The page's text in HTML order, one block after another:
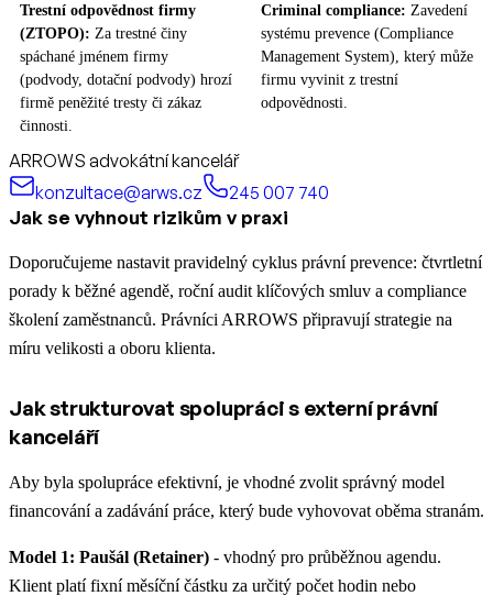
Trestní odpovědnost firmy
(ZTOPO): Za trestné činy
spáchané jménem firmy
(podvody, dotační podvody) hrozí
firmě peněžité tresty či zákaz
činnosti.
Criminal compliance: Zavedení
systému prevence (Compliance
Management System), který může
firmu vyvinit z trestní
odpovědnosti.
ARROWS advokátní kancelář
konzultace@arws.cz
245 007 740
Jak se vyhnout rizikům v praxi
Doporučujeme nastavit pravidelný cyklus právní prevence: čtvrtletní
porady k běžné agendě, roční audit klíčových smluv a compliance
školení zaměstnanců. Právníci ARROWS připravují strategie na
míru velikosti a oboru klienta.
Jak strukturovat spolupráci s externí právní
kanceláří
Aby byla spolupráce efektivní, je vhodné zvolit správný model
financování a zadávání práce, který bude vyhovovat oběma stranám.
Model 1: Paušál (Retainer) - vhodný pro průběžnou agendu.
Klient platí fixní měsíční částku za určitý počet hodin nebo